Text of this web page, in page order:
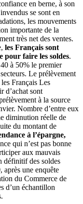
en berne, à son
se sont en
les mouvements
importante de la
très net des ventes.
les Français sont
pour faire les soldes.
à 50% le premier
Le prélèvement
Français Les
d’achat sont
à la source
Nombre d’entre eux
diminution réelle de
du montant de
à l’épargne,
qui n’est pas bonne
aux mauvais
définitif des soldes
après une enquête
du Commerce de
d’un échantillon